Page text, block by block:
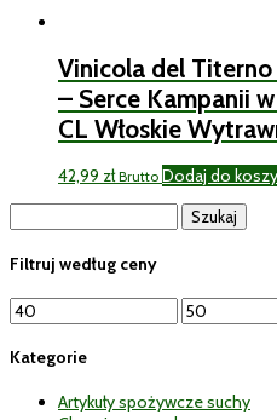
Vinicola del Titerno
– Serce Kampanii
CL Włoskie
42,99 zł Brutto Dodaj do
Filtruj według ceny
Cena
min
Cena
max
Kategorie
Artykuły spożywcze suchy